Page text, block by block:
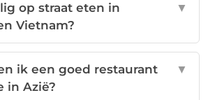
op straat eten in
Vietnam?
▼
ik een goed restaurant
in Azië?
▼